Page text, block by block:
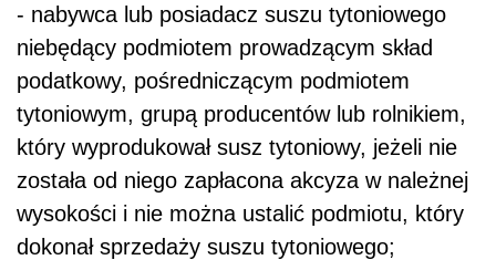
- nabywca lub posiadacz suszu tytoniowego
niebędący podmiotem prowadzącym skład
podatkowy, pośredniczącym podmiotem
tytoniowym, grupą producentów lub rolnikiem,
który wyprodukował susz tytoniowy, jeżeli nie
została od niego zapłacona akcyza w należnej
wysokości i nie można ustalić podmiotu, który
dokonał sprzedaży suszu tytoniowego;